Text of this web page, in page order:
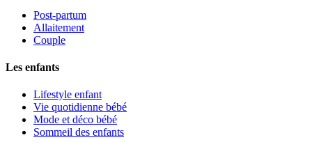
Post-partum
Allaitement
Couple
Les enfants
Lifestyle enfant
Vie quotidienne bébé
Mode et déco bébé
Sommeil des enfants